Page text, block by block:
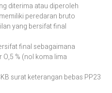
diterima atau diperoleh
peredaran bruto
yang bersifat final
final sebagaimana
% (nol koma lima
surat keterangan bebas PP23